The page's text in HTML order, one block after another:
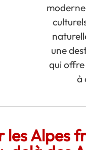
une
qui offre
à
les Alpes